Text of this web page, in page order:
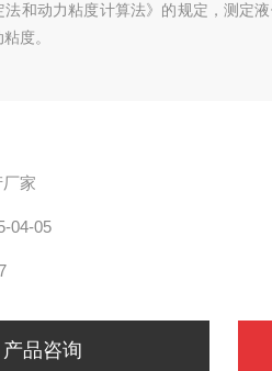
法和动力粘度计算法》的规定，测定
度。
家
04-05
产品咨询